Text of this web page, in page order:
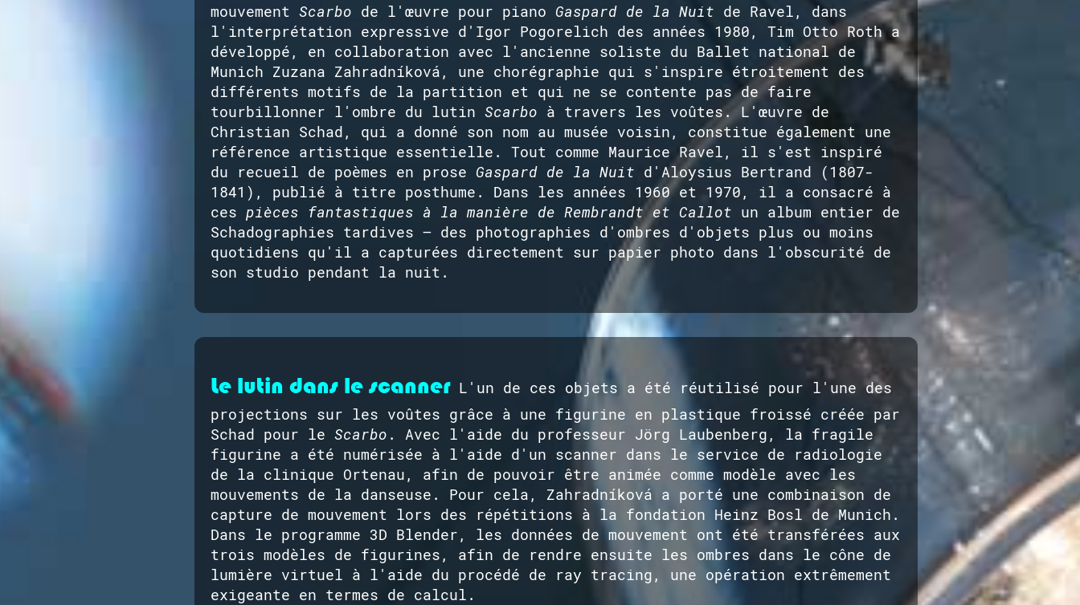
mouvement Scarbo de l'œuvre pour piano Gaspard de la Nuit de Ravel, dans
l'interprétation expressive d'Igor Pogorelich des années 1980, Tim Otto Roth a
développé, en collaboration avec l'ancienne soliste du Ballet national de
Munich Zuzana Zahradníková, une chorégraphie qui s'inspire étroitement des
différents motifs de la partition et qui ne se contente pas de faire
tourbillonner l'ombre du lutin Scarbo à travers les voûtes. L'œuvre de
Christian Schad, qui a donné son nom au musée voisin, constitue également une
référence artistique essentielle. Tout comme Maurice Ravel, il s'est inspiré
du recueil de poèmes en prose Gaspard de la Nuit d'Aloysius Bertrand (1807-
1841), publié à titre posthume. Dans les années 1960 et 1970, il a consacré à
ces pièces fantastiques à la manière de Rembrandt et Callot un album entier de
Schadographies tardives – des photographies d'ombres d'objets plus ou moins
quotidiens qu'il a capturées directement sur papier photo dans l'obscurité de
son studio pendant la nuit.
Le lutin dans le scannerL'un de ces objets a été réutilisé pour l'une des
projections sur les voûtes grâce à une figurine en plastique froissé créée par
Schad pour le Scarbo . Avec l'aide du professeur Jörg Laubenberg, la fragile
figurine a été numérisée à l'aide d'un scanner dans le service de radiologie
de la clinique Ortenau, afin de pouvoir être animée comme modèle avec les
mouvements de la danseuse. Pour cela, Zahradníková a porté une combinaison de
capture de mouvement lors des répétitions à la fondation Heinz Bosl de Munich.
Dans le programme 3D Blender, les données de mouvement ont été transférées aux
trois modèles de figurines, afin de rendre ensuite les ombres dans le cône de
lumière virtuel à l'aide du procédé de ray tracing, une opération extrêmement
exigeante en termes de calcul.